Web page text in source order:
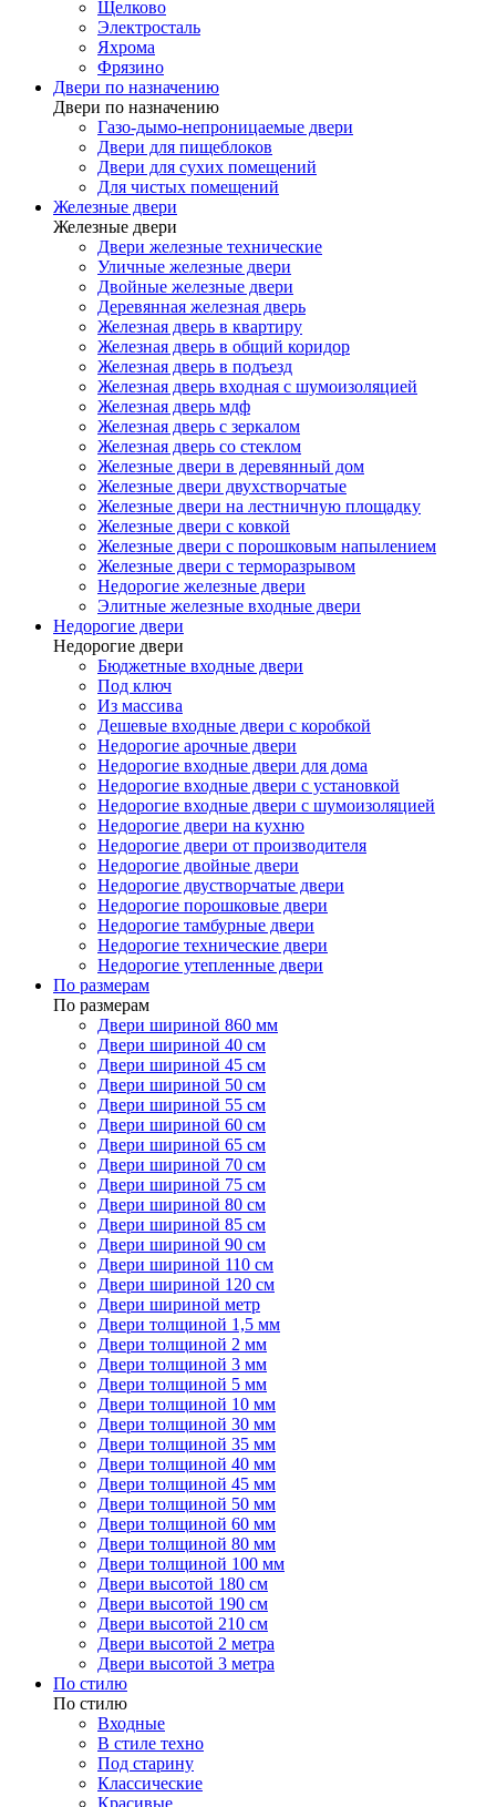
Щелково
Электросталь
Яхрома
Фрязино
Двери по назначению
Двери по назначению
Газо-дымо-непроницаемые двери
Двери для пищеблоков
Двери для сухих помещений
Для чистых помещений
Железные двери
Железные двери
Двери железные технические
Уличные железные двери
Двойные железные двери
Деревянная железная дверь
Железная дверь в квартиру
Железная дверь в общий коридор
Железная дверь в подъезд
Железная дверь входная с шумоизоляцией
Железная дверь мдф
Железная дверь с зеркалом
Железная дверь со стеклом
Железные двери в деревянный дом
Железные двери двухстворчатые
Железные двери на лестничную площадку
Железные двери с ковкой
Железные двери с порошковым напылением
Железные двери с терморазрывом
Недорогие железные двери
Элитные железные входные двери
Недорогие двери
Недорогие двери
Бюджетные входные двери
Под ключ
Из массива
Дешевые входные двери с коробкой
Недорогие арочные двери
Недорогие входные двери для дома
Недорогие входные двери с установкой
Недорогие входные двери с шумоизоляцией
Недорогие двери на кухню
Недорогие двери от производителя
Недорогие двойные двери
Недорогие двустворчатые двери
Недорогие порошковые двери
Недорогие тамбурные двери
Недорогие технические двери
Недорогие утепленные двери
По размерам
По размерам
Двери шириной 860 мм
Двери шириной 40 см
Двери шириной 45 см
Двери шириной 50 см
Двери шириной 55 см
Двери шириной 60 см
Двери шириной 65 см
Двери шириной 70 см
Двери шириной 75 см
Двери шириной 80 см
Двери шириной 85 см
Двери шириной 90 см
Двери шириной 110 см
Двери шириной 120 см
Двери шириной метр
Двери толщиной 1,5 мм
Двери толщиной 2 мм
Двери толщиной 3 мм
Двери толщиной 5 мм
Двери толщиной 10 мм
Двери толщиной 30 мм
Двери толщиной 35 мм
Двери толщиной 40 мм
Двери толщиной 45 мм
Двери толщиной 50 мм
Двери толщиной 60 мм
Двери толщиной 80 мм
Двери толщиной 100 мм
Двери высотой 180 см
Двери высотой 190 см
Двери высотой 210 см
Двери высотой 2 метра
Двери высотой 3 метра
По стилю
По стилю
Входные
В стиле техно
Под старину
Классические